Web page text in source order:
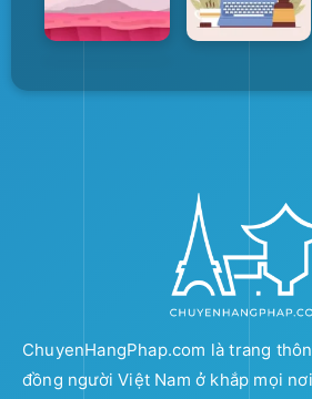
ChuyenHangPhap.com là trang
đồng người Việt Nam ở khắp mọi